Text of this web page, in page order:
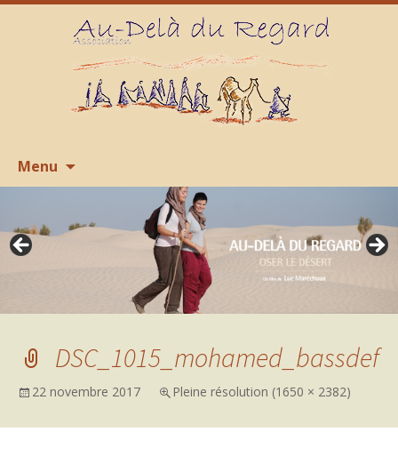
Menu
contenu
DSC_1015_mohamed_bassdef
22 novembre 2017 Pleine résolution (1650 × 2382)